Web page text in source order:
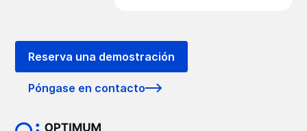
Reserva una demostración
Póngase en contacto